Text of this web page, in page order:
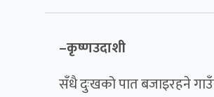
–कृष्णउदाशी
सँधै दुःखको पात बजाइरहने